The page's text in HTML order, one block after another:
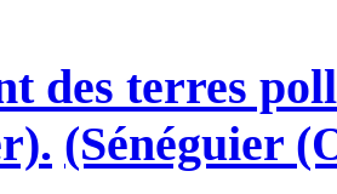
des terres
(Sénéguier